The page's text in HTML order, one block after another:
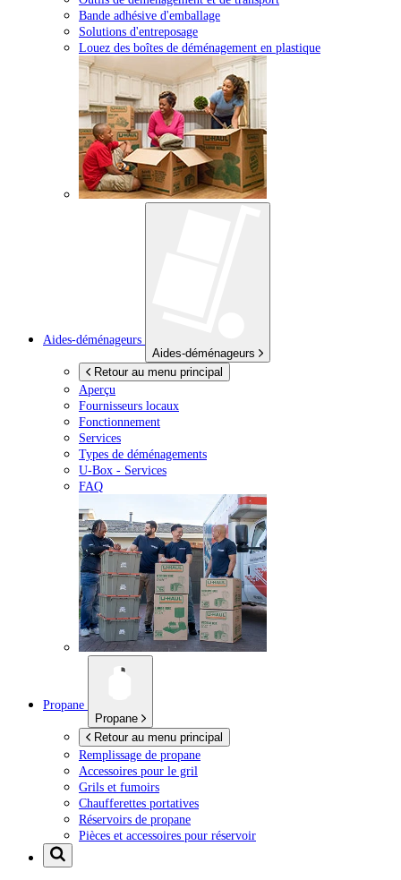
Bande adhésive d'emballage
Solutions d'entreposage
Louez des boîtes de déménagement en plastique
Aides-déménageurs
Aides-déménageurs
Retour au menu principal
Aperçu
Fournisseurs locaux
Fonctionnement
Services
Types de déménagements
U-Box - Services
FAQ
Propane
Propane
Retour au menu principal
Remplissage de propane
Accessoires pour le gril
Grils et fumoirs
Chaufferettes portatives
Réservoirs de propane
Pièces et accessoires pour réservoir